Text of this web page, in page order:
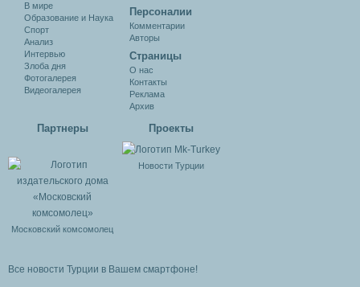
В мире
Образование и Наука
Спорт
Анализ
Интервью
Злоба дня
Фотогалерея
Видеогалерея
Персоналии
Комментарии
Авторы
Cтраницы
О нас
Контакты
Реклама
Архив
Партнеры
Московский комсомолец
Проекты
Новости Турции
Все новости Турции в Вашем смартфоне!